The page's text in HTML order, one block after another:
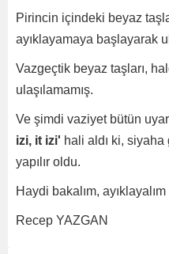
Pirincin içindeki beyaz
ayıklayamaya başlayarak
Vazgeçtik beyaz taşları,
ulaşılamamış.
Ve şimdi vaziyet bütün
izi, it izi' hali aldı ki,
yapılır oldu.
Haydi bakalım,
Recep YAZGAN